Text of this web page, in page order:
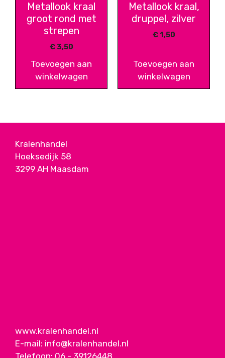
Metallook kraal
groot rond met
strepen
€3,50
Toevoegen aan
winkelwagen
Metallook kraal,
druppel, zilver
€1,50
Toevoegen aan
winkelwagen
Kralenhandel
Hoeksedijk 58
3299 AH Maasdam
www.kralenhandel.nl
E-mail: info@kralenhandel.nl
Telefoon: 06 - 39126448